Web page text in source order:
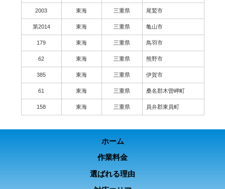
2003 東海 三重県 尾鷲市
第2014 東海 三重県 亀山市
179 東海 三重県 鳥羽市
62 東海 三重県 熊野市
385 東海 三重県 伊賀市
61 東海 三重県 桑名郡木曽岬町
158 東海 三重県 員弁郡東員町
ホーム
作業料金
選ばれる理由